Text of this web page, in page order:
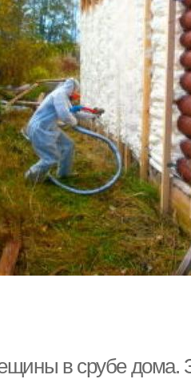
в срубе дома.